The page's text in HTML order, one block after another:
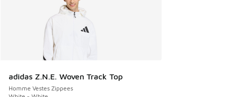
adidas Z.N.E. Woven Track Top
Homme Vestes Zippees